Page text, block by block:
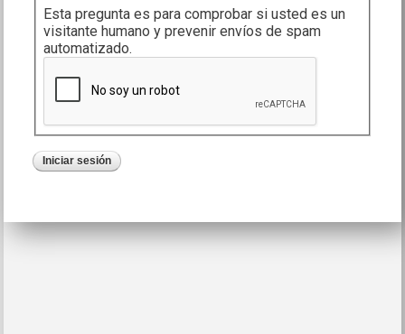
Esta pregunta es para comprobar si usted es un
visitante humano y prevenir envíos de spam
automatizado.